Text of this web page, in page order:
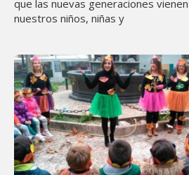
que las nuevas generaciones
nuestros niños, niñas y